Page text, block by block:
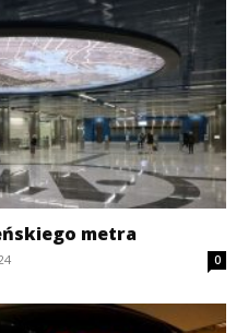
metra
0